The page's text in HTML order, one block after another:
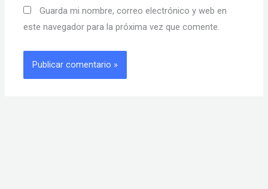
Guarda mi nombre, correo electrónico y web en
este navegador para la próxima vez que comente.